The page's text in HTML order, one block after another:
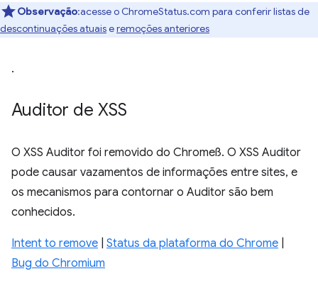
Observação:acesse o ChromeStatus.com para conferir listas de
descontinuações atuaiseremoções anteriores
.
Auditor de XSS
O XSS Auditor foi removido do Chromeß. O XSS Auditor
pode causar vazamentos de informações entre sites, e
os mecanismos para contornar o Auditor são bem
conhecidos.
Intent to remove Status da plataforma do Chrome
Bug do Chromium